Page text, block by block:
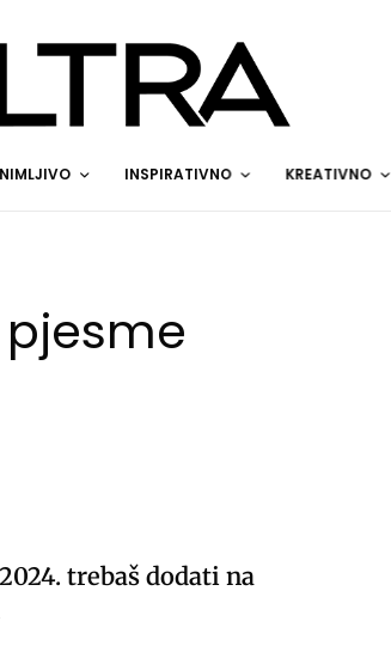
INSPIRATIVNO KREATIVNO
pjesme
trebaš dodati na